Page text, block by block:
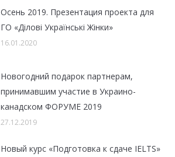
Осень 2019. Презентация проекта для
ГО «Ділові Українські Жінки»
16.01.2020
Новогодний подарок партнерам,
принимавшим участие в Украино-
канадском ФОРУМЕ 2019
27.12.2019
Новый курс «Подготовка к сдаче IELTS»